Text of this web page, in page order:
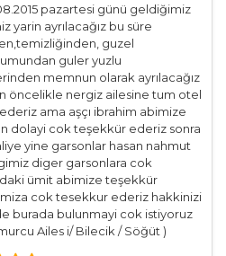
pazartesi günü geldiğimiz
yarin ayrılacağız bu süre
guzel
guler yuzlu
memnun olarak ayrılacağız
öncelikle nergiz ailesine tum otel
ama aşçı ibrahim abimize
dolayi cok teşekkür ederiz sonra
yine garsonlar hasan nahmut
diger garsonlara cok
ümit abimize teşekkür
cok tesekkur ederiz hakkinizi
burada bulunmayi cok istiyoruz
Ailes i/ Bilecik / Söğüt )